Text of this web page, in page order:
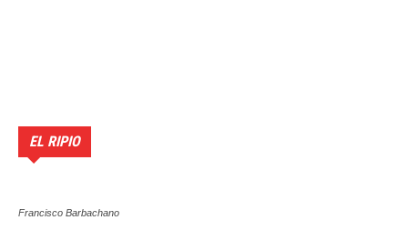
EL RIPIO
Francisco Barbachano